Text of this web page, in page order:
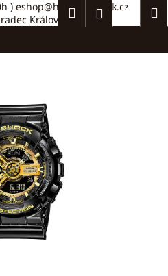
) eshop@hodinkydusek.cz
Králové >>
HledatPřihlášení